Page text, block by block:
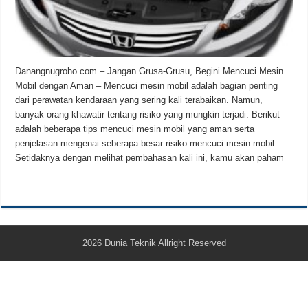
Teknologi Bikin Bisnis Makanan Kamu Makin Cuan! Begini Cara Buka
Danangnugroho.com – Jangan Grusa-Grusu, Begini Mencuci Mesin
Mobil dengan Aman – Mencuci mesin mobil adalah bagian penting
dari perawatan kendaraan yang sering kali terabaikan. Namun,
banyak orang khawatir tentang risiko yang mungkin terjadi. Berikut
adalah beberapa tips mencuci mesin mobil yang aman serta
penjelasan mengenai seberapa besar risiko mencuci mesin mobil.
Setidaknya dengan melihat pembahasan kali ini, kamu akan paham
2026 Dunia Teknik Allright Reserved